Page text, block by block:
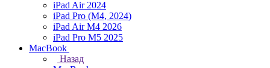
iPad Air 2024
iPad Pro (M4, 2024)
iPad Air M4 2026
iPad Pro M5 2025
MacBook
Назад